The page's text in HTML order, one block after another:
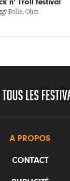
n' Troll festival
Bolle, Ohm
A PROPOS
CONTACT